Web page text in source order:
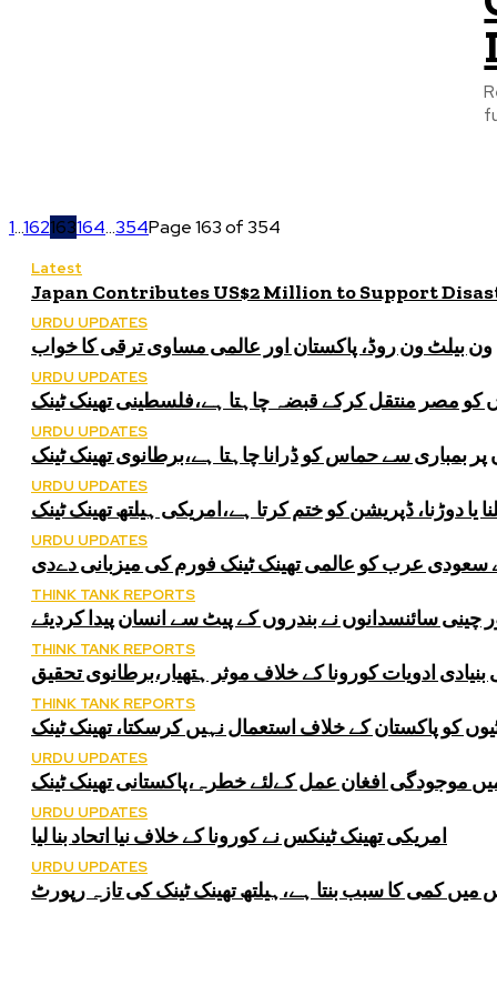
1...162163164...354Page 163 of 354
Latest
Japan Contributes US$2 Million to Support
URDU UPDATES
ون بیلٹ ون روڈ، پاکستان اور عالمی مساوی ترقی کا خواب
URDU UPDATES
مصر منتقل کرکے قبضہ چاہتا ہے،فلسطینی تھینک ٹینک
URDU UPDATES
بمباری سے حماس کو ڈرانا چاہتا ہے،برطانوی تھینک ٹینک
URDU UPDATES
یا دوڑنا، ڈپریشن کو ختم کرتا ہے،امریکی ہیلتھ تھینک ٹینک
URDU UPDATES
سعودی عرب کو عالمی تھینک ٹینک فورم کی میزبانی دےدی
THINK TANK REPORTS
چینی سائنسدانوں نے بندروں کے پیٹ سے انسان پیدا کردیئے
THINK TANK REPORTS
ادویات کورونا کے خلاف موثر ہتھیار،برطانوی تحقیق
THINK TANK REPORTS
کو پاکستان کے خلاف استعمال نہیں کرسکتا، تھینک ٹینک
URDU UPDATES
موجودگی افغان عمل کےلئے خطرہ،پاکستانی تھینک ٹینک
URDU UPDATES
امریکی تھینک ٹینکس نے کورونا کے خلاف نیا اتحاد بنا لیا
URDU UPDATES
میں کمی کا سبب بنتا ہے،ہیلتھ تھینک ٹینک کی تازہ رپورٹ